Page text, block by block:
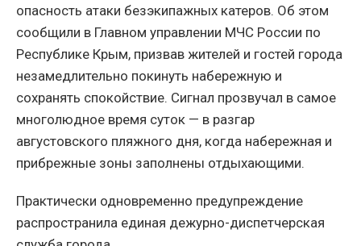
опасность атаки безэкипажных катеров. Об этом
сообщили в Главном управлении МЧС России по
Республике Крым, призвав жителей и гостей города
незамедлительно покинуть набережную и
сохранять спокойствие. Сигнал прозвучал в самое
многолюдное время суток — в разгар
августовского пляжного дня, когда набережная и
прибрежные зоны заполнены отдыхающими.
Практически одновременно предупреждение
распространила единая дежурно-диспетчерская